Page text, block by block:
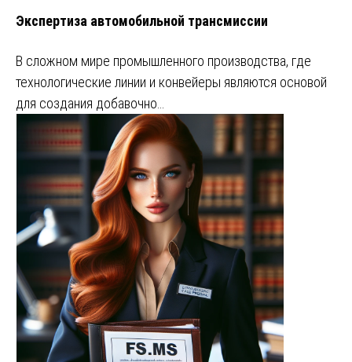
Экспертиза автомобильной трансмиссии
В сложном мире промышленного производства, где
технологические линии и конвейеры являются основой
для создания добавочно…